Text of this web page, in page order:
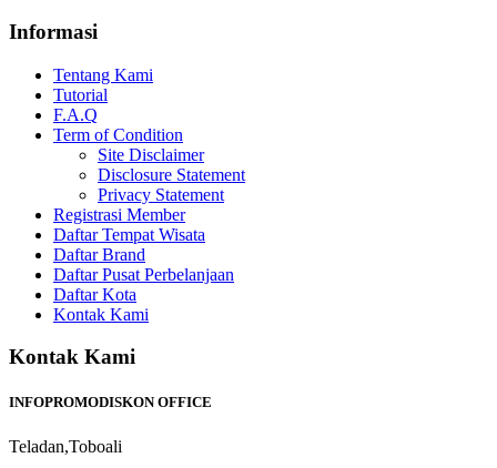
Informasi
Tentang Kami
Tutorial
F.A.Q
Term of Condition
Site Disclaimer
Disclosure Statement
Privacy Statement
Registrasi Member
Daftar Tempat Wisata
Daftar Brand
Daftar Pusat Perbelanjaan
Daftar Kota
Kontak Kami
Kontak Kami
INFOPROMODISKON OFFICE
Teladan,Toboali